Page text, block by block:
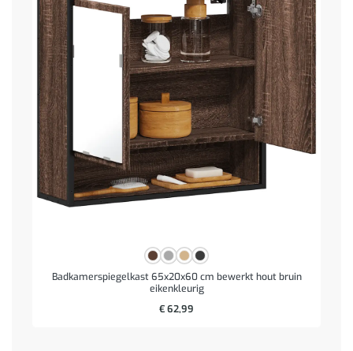
Badkamerspiegelkast 65x20x60 cm bewerkt hout bruin
eikenkleurig
€62,99